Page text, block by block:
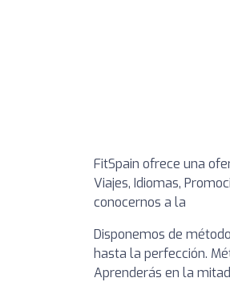
FitSpain ofrece una
Viajes, Idiomas,
conocernos a la
Disponemos de
hasta la perfección.
Aprenderás en la